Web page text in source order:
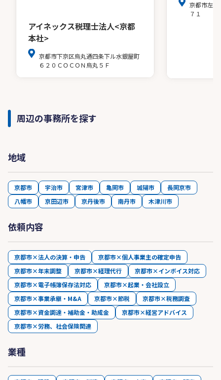
アイネックス税理士法人<京都
本社>
京都市下京区烏丸通四条下ル水銀屋町
６２０ＣＯＣＯＮ烏丸５Ｆ
京都市左京
７１
周辺の事務所を探す
地域
京都市 宇治市 宮津市 亀岡市 城陽市
長岡京市
八幡市
京田辺市 京丹後市 南丹市 木津川市
依頼内容
京都市×法人の決算・申告
京都市×個人事業主の確定申告
京都市×年末調整
京都市×経理代行
京都市×インボイス対応
京都市×電子帳簿保存法対応
京都市×起業・会社設立
京都市×事業承継・M&A
京都市×節税
京都市×税務調査
京都市×資金調達・補助金・助成金
京都市×経営アドバイス
京都市×労務、社会保険関連
業種